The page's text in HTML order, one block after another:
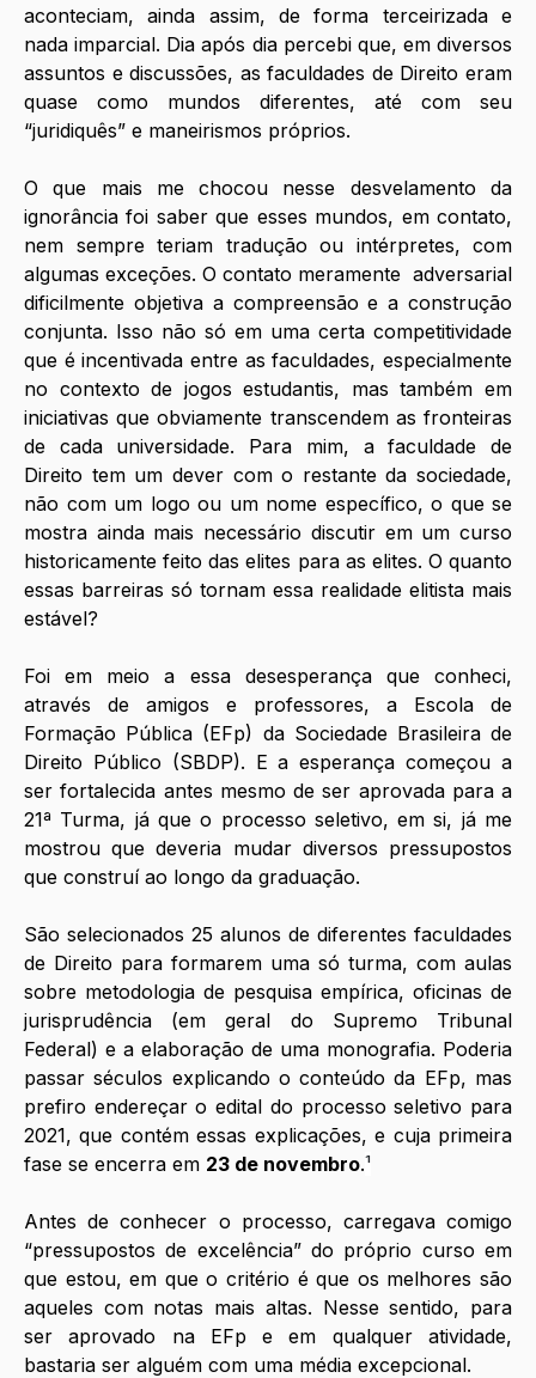
aconteciam, ainda assim, de forma terceirizada e
nada imparcial. Dia após dia percebi que, em diversos
assuntos e discussões, as faculdades de Direito eram
quase como mundos diferentes, até com seu
“juridiquês” e maneirismos próprios.
O que mais me chocou nesse desvelamento da
ignorância foi saber que esses mundos, em contato,
nem sempre teriam tradução ou intérpretes, com
algumas exceções. O contato meramente  adversarial
dificilmente objetiva a compreensão e a construção
conjunta. Isso não só em uma certa competitividade
que é incentivada entre as faculdades, especialmente
no contexto de jogos estudantis, mas também em
iniciativas que obviamente transcendem as fronteiras
de cada universidade. Para mim, a faculdade de
Direito tem um dever com o restante da sociedade,
não com um logo ou um nome específico, o que se
mostra ainda mais necessário discutir em um curso
historicamente feito das elites para as elites. O quanto
essas barreiras só tornam essa realidade elitista mais
estável?
Foi em meio a essa desesperança que conheci,
através de amigos e professores, a Escola de
Formação Pública (EFp) da Sociedade Brasileira de
Direito Público (SBDP). E a esperança começou a
ser fortalecida antes mesmo de ser aprovada para a
21ª Turma, já que o processo seletivo, em si, já me
mostrou que deveria mudar diversos pressupostos
que construí ao longo da graduação.
São selecionados 25 alunos de diferentes faculdades
de Direito para formarem uma só turma, com aulas
sobre metodologia de pesquisa empírica, oficinas de
jurisprudência (em geral do Supremo Tribunal
Federal) e a elaboração de uma monografia. Poderia
passar séculos explicando o conteúdo da EFp, mas
prefiro endereçar o edital do processo seletivo para
2021, que contém essas explicações, e cuja primeira
fase se encerra em 23 de novembro.¹
Antes de conhecer o processo, carregava comigo
“pressupostos de excelência” do próprio curso em
que estou, em que o critério é que os melhores são
aqueles com notas mais altas. Nesse sentido, para
ser aprovado na EFp e em qualquer atividade,
bastaria ser alguém com uma média excepcional.